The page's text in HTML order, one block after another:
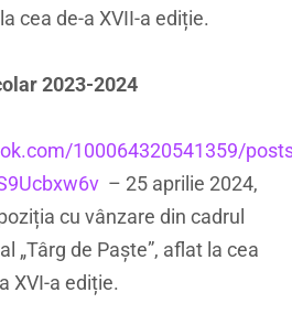
cea de-a XVII-a ediție.
2023-2024
100064320541359/
– 25 aprilie 2024,
cu vânzare din cadrul
„Târg de Paște”, aflat la cea
XVI-a ediție.